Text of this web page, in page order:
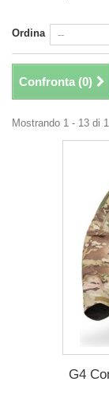
Ordina
Confronta (0)
Mostrando 1 - 13 di
G4